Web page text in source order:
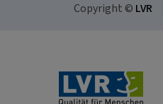
Copyright © LVR